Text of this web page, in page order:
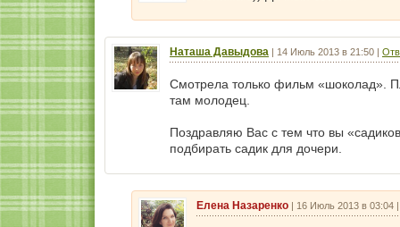
Наташа Давыдова | 14 Июль 2013 в 21:50 |
Смотрела только фильм «шоколад».
там молодец.
Поздравляю Вас с тем что вы
подбирать садик для дочери.
Елена Назаренко | 16 Июль 2013 в 03:04